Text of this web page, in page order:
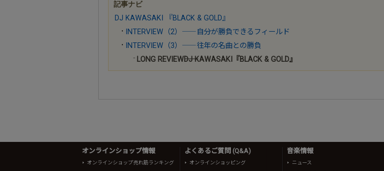
記事ナビ
DJ KAWASAKI 『BLACK & GOLD』
INTERVIEW（2）――自分が勝負できるフィールド
INTERVIEW（3）――往年の名曲との勝負
LONG REVIEW――DJ KAWASAKI『BLACK & GOLD』
オンラインショップ情報
オンラインショップ売れ筋ランキング
よくあるご質問 (Q&A)
オンラインショッピング
音楽情報
ニュース